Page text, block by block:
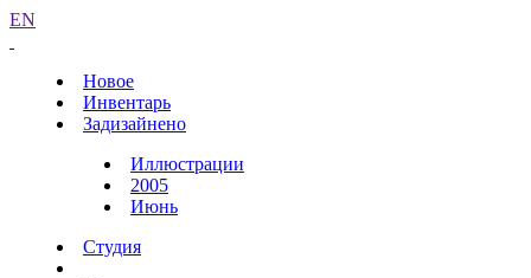
EN
Новое
Инвентарь
Задизайнено
Иллюстрации
2005
Июнь
Студия